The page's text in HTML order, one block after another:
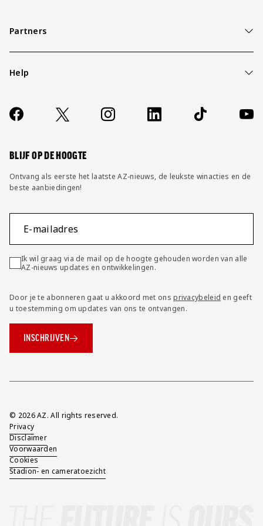
Partners
Help
Contact
FAQ
Socials
https://www.facebook.com/AZAlkmaar
X Instagram LinkedIn TikTok
BLIJF OP DE HOOGTE
Ontvang als eerste het laatste AZ-nieuws, de leukste winacties en de
beste aanbiedingen!
E-mailadres
Ik wil graag via de mail op de hoogte gehouden worden van alle
AZ-nieuws updates en ontwikkelingen.
Door je te abonneren gaat u akkoord met onsprivacybeleid en geeft
u toestemming om updates van ons te ontvangen.
INSCHRIJVEN
Overig
© 2026 AZ. All rights reserved.
Privacy
Disclaimer
Voorwaarden
Cookies
Stadion- en cameratoezicht